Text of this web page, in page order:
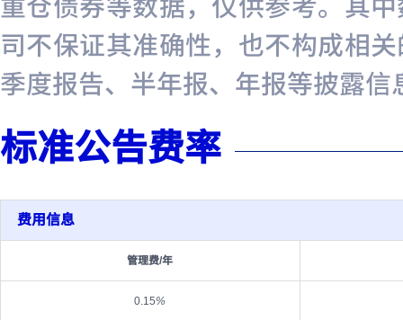
重仓债券等数据，仅供参考。其
司不保证其准确性，也不构成相
季度报告、半年报、年报等披露信
标准公告费率
费用信息
管理费/年
0.15%